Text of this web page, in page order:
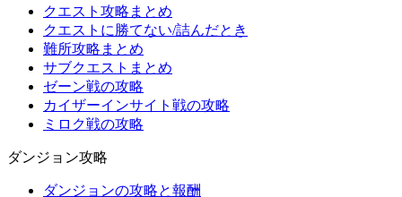
クエスト攻略まとめ
クエストに勝てない/詰んだとき
難所攻略まとめ
サブクエストまとめ
ゼーン戦の攻略
カイザーインサイト戦の攻略
ミロク戦の攻略
ダンジョン攻略
ダンジョンの攻略と報酬